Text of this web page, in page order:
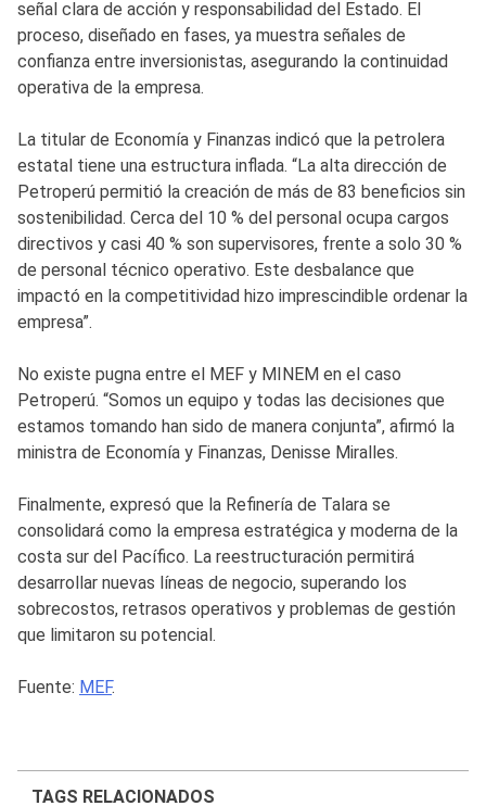
señal clara de acción y responsabilidad del Estado. El
proceso, diseñado en fases, ya muestra señales de
confianza entre inversionistas, asegurando la continuidad
operativa de la empresa.
La titular de Economía y Finanzas indicó que la petrolera
estatal tiene una estructura inflada. “La alta dirección de
Petroperú permitió la creación de más de 83 beneficios sin
sostenibilidad. Cerca del 10 % del personal ocupa cargos
directivos y casi 40 % son supervisores, frente a solo 30 %
de personal técnico operativo. Este desbalance que
impactó en la competitividad hizo imprescindible ordenar la
empresa”.
No existe pugna entre el MEF y MINEM en el caso
Petroperú. “Somos un equipo y todas las decisiones que
estamos tomando han sido de manera conjunta”, afirmó la
ministra de Economía y Finanzas, Denisse Miralles.
Finalmente, expresó que la Refinería de Talara se
consolidará como la empresa estratégica y moderna de la
costa sur del Pacífico. La reestructuración permitirá
desarrollar nuevas líneas de negocio, superando los
sobrecostos, retrasos operativos y problemas de gestión
que limitaron su potencial.
Fuente: MEF.
TAGS RELACIONADOS